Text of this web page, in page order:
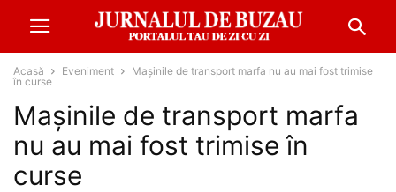
Acasă Eveniment
Maşinile de transport marfa nu au mai fost trimise
în curse
Maşinile de transport marfa
nu au mai fost trimise în
curse